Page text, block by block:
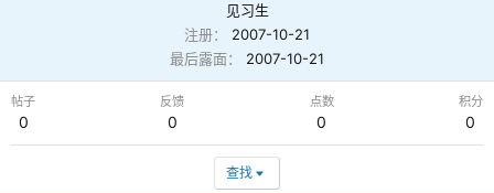
见习生
注册
2007-10-21
最后露面
2007-10-21
帖子
0
反馈
0
点数
0
积分
0
查找